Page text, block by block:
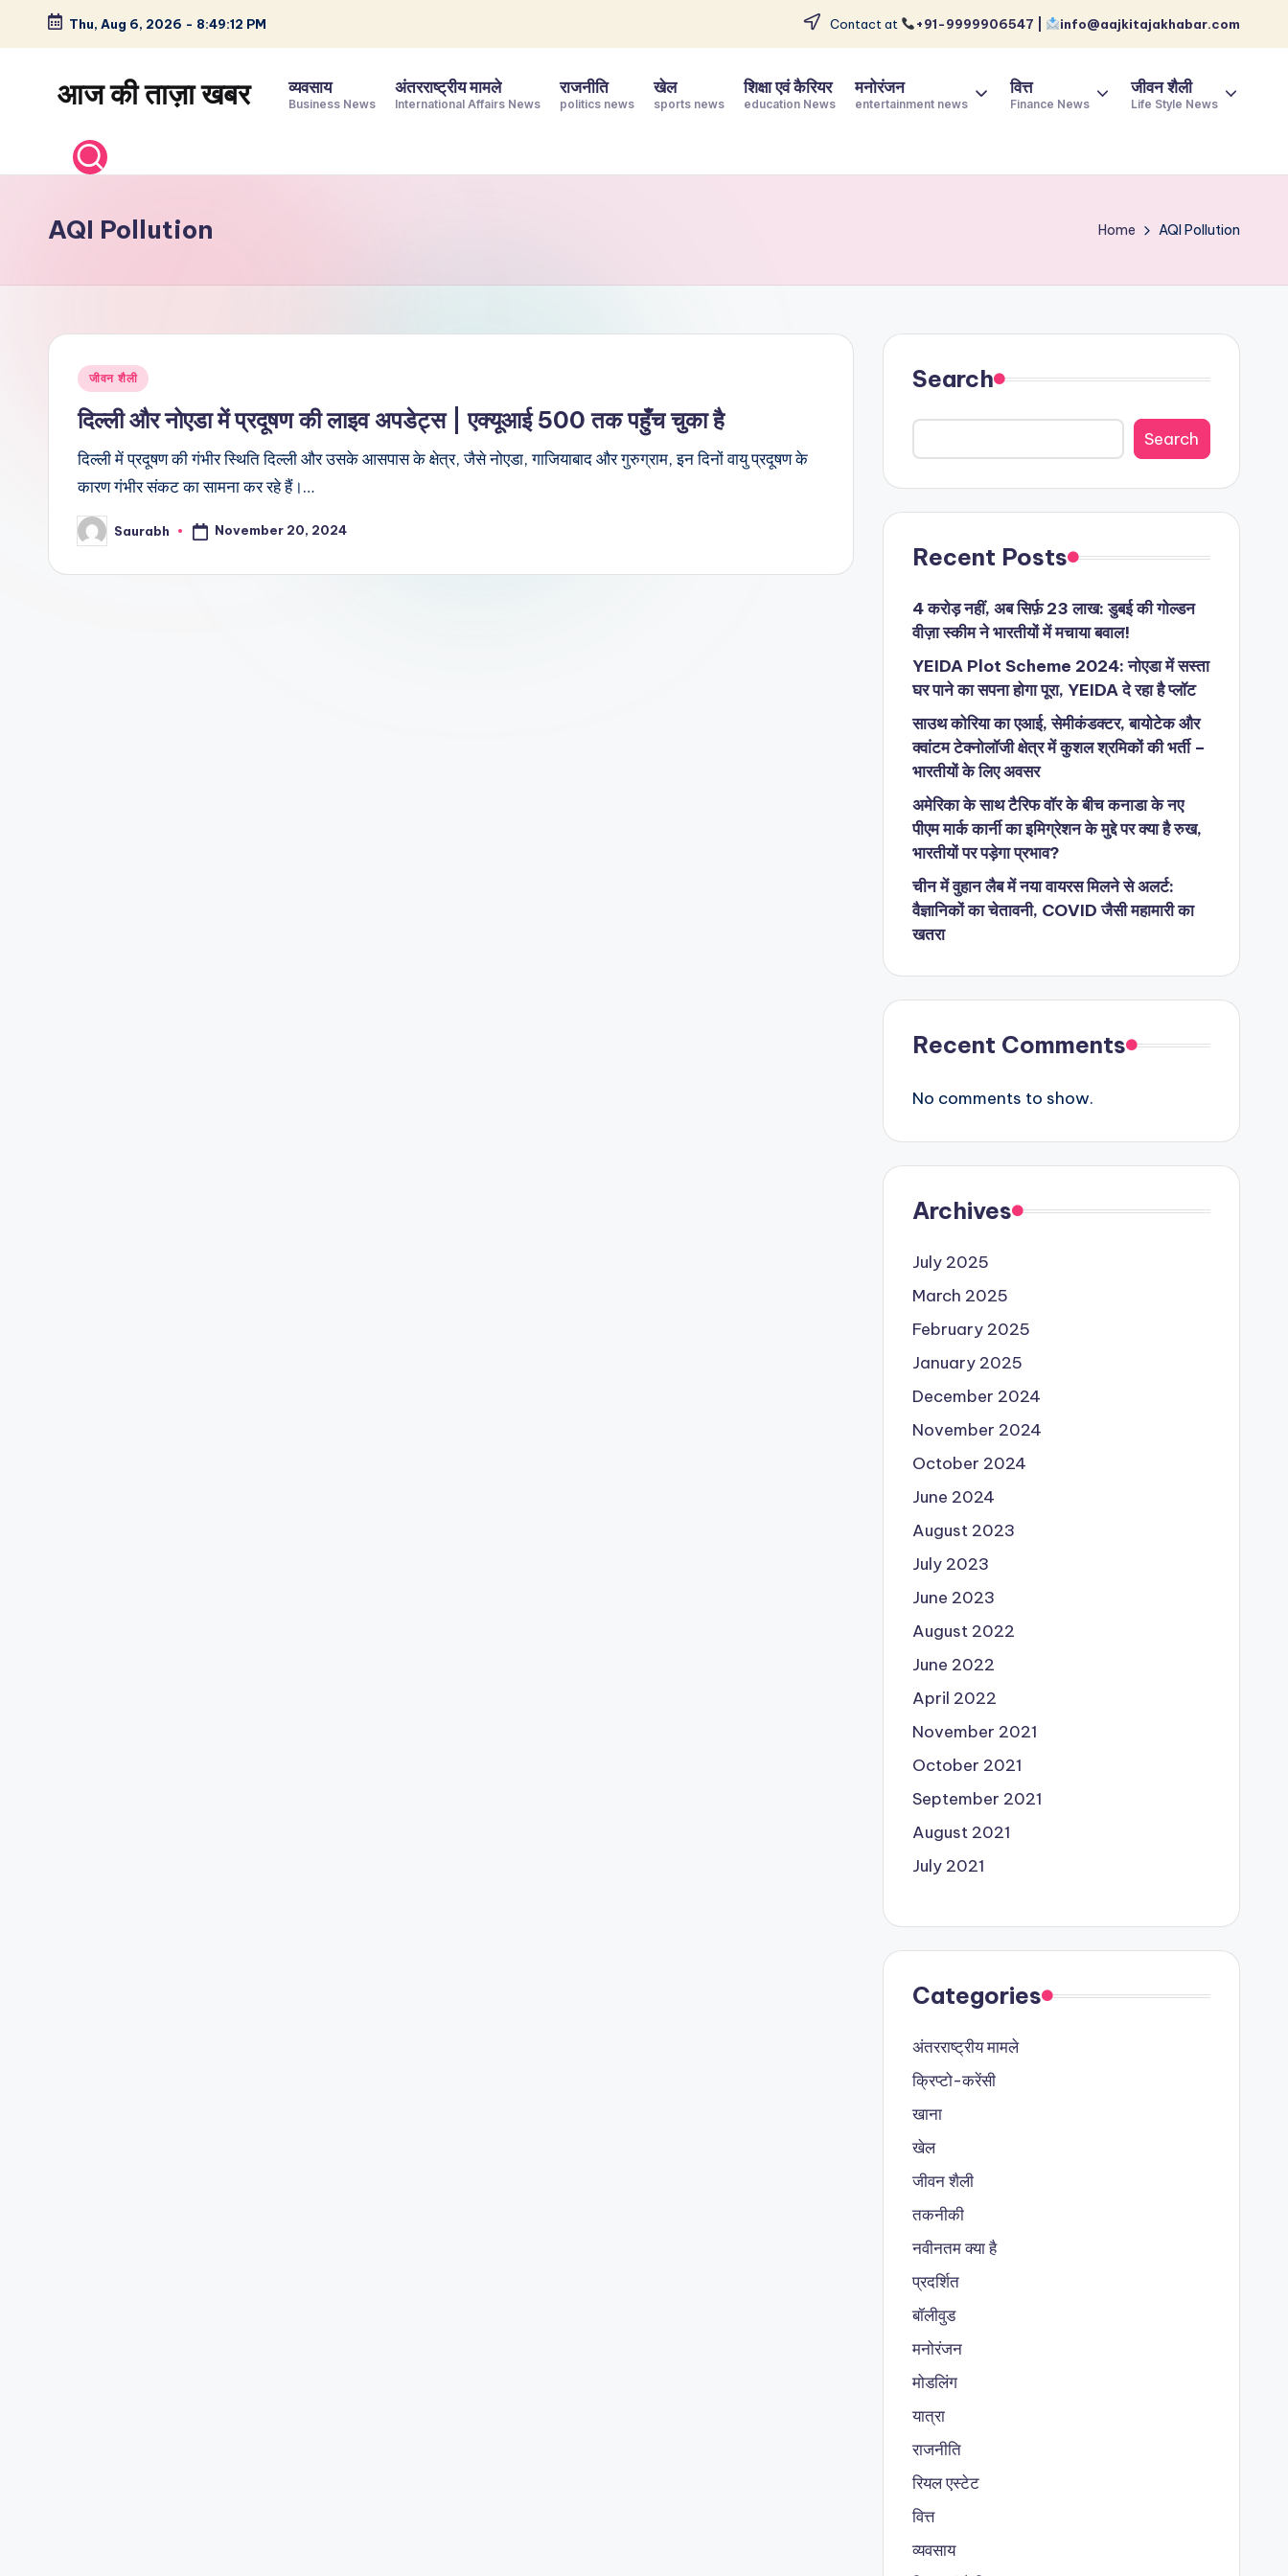
Skip
content
Thu, Aug 6, 2026 - 8:49:13 PM Contact at +91-9999906547 | info@aajkitajakhabar.com
आज की ताज़ा खबर
–
और
विश्व
व्यवसाय
Business News
अंतरराष्ट्रीय मामले
International Affairs News
राजनीति
politics news
खेल
sports news
शिक्षा एवं कैरियर
education News
मनोरंजन
entertainment news
वित्त
Finance News
जीवन शैली
Life Style News
AQI Pollution Home AQI Pollution
Posted
in
जीवन शैली
दिल्ली और नोएडा में प्रदूषण की लाइव अपडेट्स | एक्यूआई 500 तक पहुँच चुका है
दिल्ली में प्रदूषण की गंभीर स्थिति दिल्ली और उसके आसपास के क्षेत्र, जैसे नोएडा, गाजियाबाद और गुरुग्राम, इन दिनों वायु प्रदूषण के
कारण गंभीर संकट का सामना कर रहे हैं।…
Posted
by
Saurabh November 20, 2024
Search
Search
Recent Posts
4 करोड़ नहीं, अब सिर्फ़ 23 लाख: डुबई की गोल्डन
वीज़ा स्कीम ने भारतीयों में मचाया बवाल!
YEIDA Plot Scheme 2024: नोएडा में सस्ता
घर पाने का सपना होगा पूरा, YEIDA दे रहा है प्लॉट
साउथ कोरिया का एआई, सेमीकंडक्टर, बायोटेक और
क्वांटम टेक्नोलॉजी क्षेत्र में कुशल श्रमिकों की भर्ती –
भारतीयों के लिए अवसर
अमेरिका के साथ टैरिफ वॉर के बीच कनाडा के नए
पीएम मार्क कार्नी का इमिग्रेशन के मुद्दे पर क्या है रुख,
भारतीयों पर पड़ेगा प्रभाव?
चीन में वुहान लैब में नया वायरस मिलने से अलर्ट:
वैज्ञानिकों का चेतावनी, COVID जैसी महामारी का
खतरा
Recent Comments
No comments to show.
Archives
July 2025
March 2025
February 2025
January 2025
December 2024
November 2024
October 2024
June 2024
August 2023
July 2023
June 2023
August 2022
June 2022
April 2022
November 2021
October 2021
September 2021
August 2021
July 2021
Categories
अंतरराष्ट्रीय मामले
क्रिप्टो-करेंसी
खाना
खेल
जीवन शैली
तकनीकी
नवीनतम क्या है
प्रदर्शित
बॉलीवुड
मनोरंजन
मोडलिंग
यात्रा
राजनीति
रियल एस्टेट
वित्त
व्यवसाय